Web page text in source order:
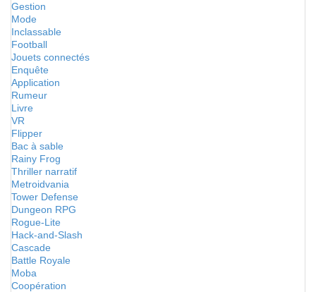
Gestion
Mode
Inclassable
Football
Jouets connectés
Enquête
Application
Rumeur
Livre
VR
Flipper
Bac à sable
Rainy Frog
Thriller narratif
Metroidvania
Tower Defense
Dungeon RPG
Rogue-Lite
Hack-and-Slash
Cascade
Battle Royale
Moba
Coopération